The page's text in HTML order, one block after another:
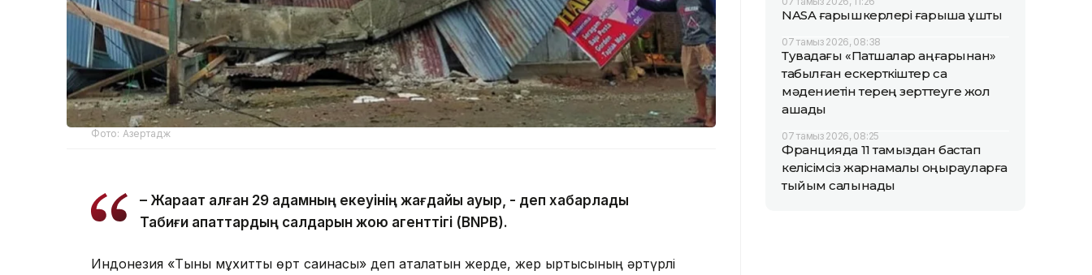
Фото: Азертадж
– Жарақат алған 29 адамның екеуінің жағдайы ауыр, - деп хабарлады
Табиғи апаттардың салдарын жою агенттігі (BNPB).
Индонезия «Тынық мұхиттық өрт сақинасы» деп аталатын жерде, жер қыртысының әртүрлі
NASA ғарышкерлері ғарышқа ұшты
07 тамыз 2026, 08:38
Тувадағы «Патшалар аңғарынан»
табылған ескерткіштер сақ
мәдениетін терең зерттеуге жол
ашады
07 тамыз 2026, 08:25
Францияда 11 тамыздан бастап
келісімсіз жарнамалық қоңырауларға
тыйым салынады